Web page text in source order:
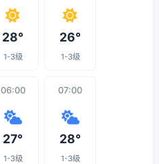
28°
1-3级
26°
1-3级
06:00
27°
1-3级
07:00
28°
1-3级